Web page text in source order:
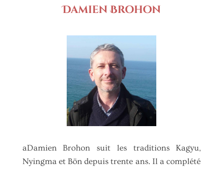
Damien Brohon
aDamien Brohon suit les traditions Kagyu,
Nyingma et Bön depuis trente ans. Il a complété